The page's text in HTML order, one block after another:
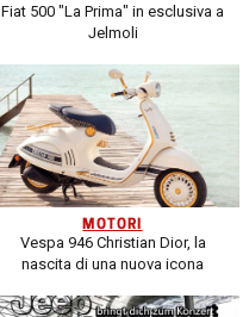
Fiat 500 "La Prima" in esclusiva a
Jelmoli
MOTORI
Vespa 946 Christian Dior, la
nascita di una nuova icona